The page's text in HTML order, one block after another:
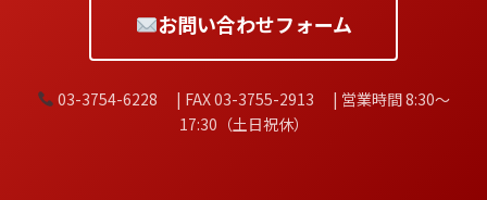
お問い合わせフォーム
03-3754-6228 | FAX 03-3755-2913 | 営業時間 8:30〜
17:30（土日祝休）